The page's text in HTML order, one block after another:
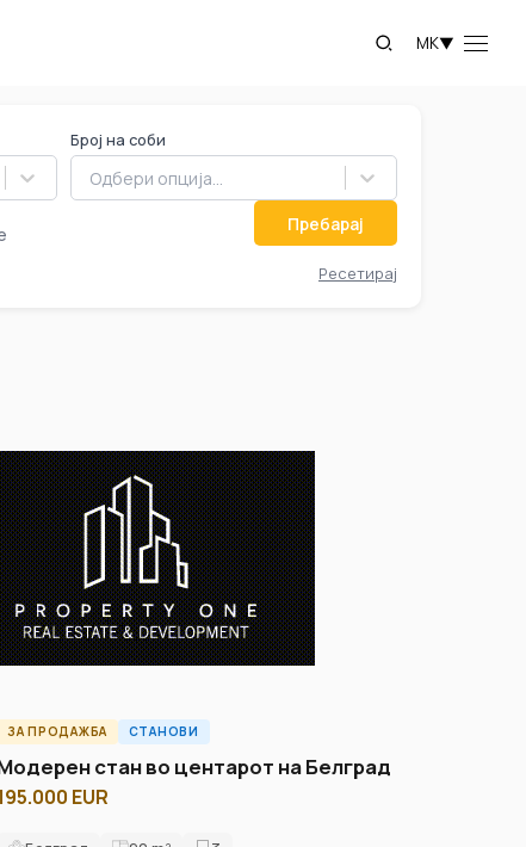
MK▼
Број на соби
Одбери опција...
Пребарај
Ресетирај
ЗА ПРОДАЖБА СТАНОВИ
стан во центарот на Белград
EUR